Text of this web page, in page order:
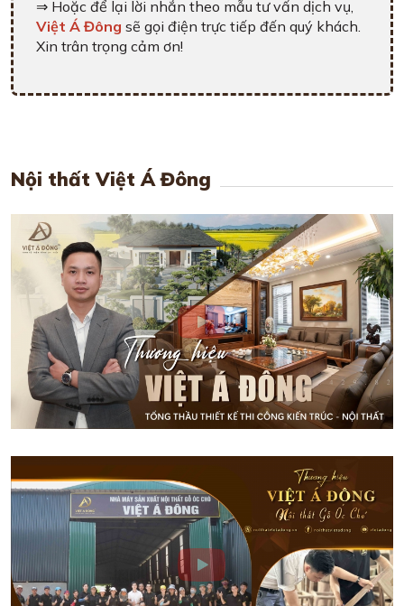
⇒ Hoặc để lại lời nhắn theo mẫu tư vấn dịch vụ,
Việt Á Đông sẽ gọi điện trực tiếp đến quý khách.
Xin trân trọng cảm ơn!
Nội thất Việt Á Đông